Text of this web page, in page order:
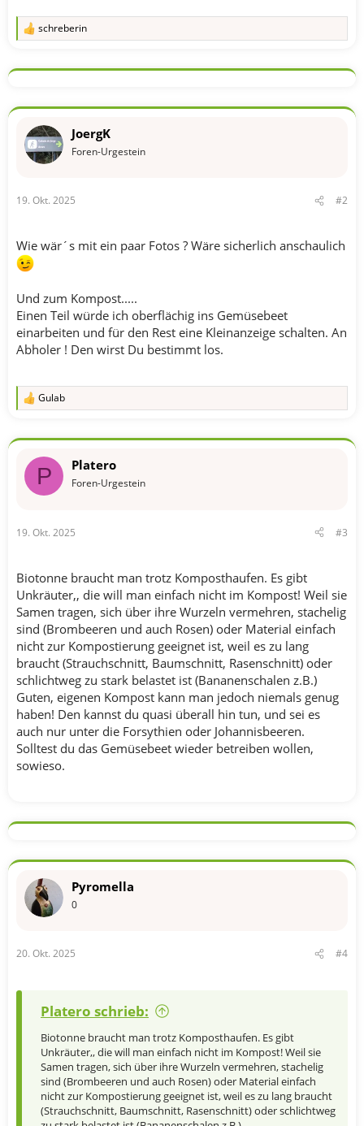
R
k
o
e
n
schreberin
JoergK
Foren-Urgestein
19. Okt. 2025 #2
Wie wär´s mit ein paar Fotos ? Wäre sicherlich anschaulich
Und zum Kompost.....
Einen Teil würde ich oberflächig ins Gemüsebeet
einarbeiten und für den Rest eine Kleinanzeige schalten. An
Abholer ! Den wirst Du bestimmt los.
R
k
o
:
Gulab
P Platero
Foren-Urgestein
19. Okt. 2025 #3
Biotonne braucht man trotz Komposthaufen. Es gibt
Unkräuter,, die will man einfach nicht im Kompost! Weil sie
Samen tragen, sich über ihre Wurzeln vermehren, stachelig
sind (Brombeeren und auch Rosen) oder Material einfach
nicht zur Kompostierung geeignet ist, weil es zu lang
braucht (Strauchschnitt, Baumschnitt, Rasenschnitt) oder
schlichtweg zu stark belastet ist (Bananenschalen z.B.)
Guten, eigenen Kompost kann man jedoch niemals genug
haben! Den kannst du quasi überall hin tun, und sei es
auch nur unter die Forsythien oder Johannisbeeren.
Solltest du das Gemüsebeet wieder betreiben wollen,
sowieso.
Pyromella
0
20. Okt. 2025 #4
Platero schrieb:
Biotonne braucht man trotz Komposthaufen. Es gibt
Unkräuter,, die will man einfach nicht im Kompost! Weil sie
Samen tragen, sich über ihre Wurzeln vermehren, stachelig
sind (Brombeeren und auch Rosen) oder Material einfach
nicht zur Kompostierung geeignet ist, weil es zu lang braucht
(Strauchschnitt, Baumschnitt, Rasenschnitt) oder schlichtweg